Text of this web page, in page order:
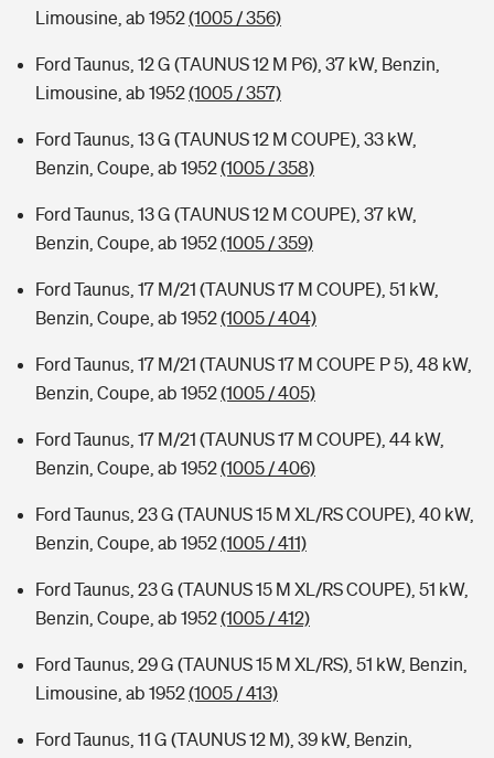
Limousine, ab 1952(1005 / 356)
Ford Taunus, 12 G (TAUNUS 12 M P6), 37 kW, Benzin,
Limousine, ab 1952(1005 / 357)
Ford Taunus, 13 G (TAUNUS 12 M COUPE), 33 kW,
Benzin, Coupe, ab 1952(1005 / 358)
Ford Taunus, 13 G (TAUNUS 12 M COUPE), 37 kW,
Benzin, Coupe, ab 1952(1005 / 359)
Ford Taunus, 17 M/21 (TAUNUS 17 M COUPE), 51 kW,
Benzin, Coupe, ab 1952(1005 / 404)
Ford Taunus, 17 M/21 (TAUNUS 17 M COUPE P 5), 48 kW,
Benzin, Coupe, ab 1952(1005 / 405)
Ford Taunus, 17 M/21 (TAUNUS 17 M COUPE), 44 kW,
Benzin, Coupe, ab 1952(1005 / 406)
Ford Taunus, 23 G (TAUNUS 15 M XL/RS COUPE), 40 kW,
Benzin, Coupe, ab 1952(1005 / 411)
Ford Taunus, 23 G (TAUNUS 15 M XL/RS COUPE), 51 kW,
Benzin, Coupe, ab 1952(1005 / 412)
Ford Taunus, 29 G (TAUNUS 15 M XL/RS), 51 kW, Benzin,
Limousine, ab 1952(1005 / 413)
Ford Taunus, 11 G (TAUNUS 12 M), 39 kW, Benzin,